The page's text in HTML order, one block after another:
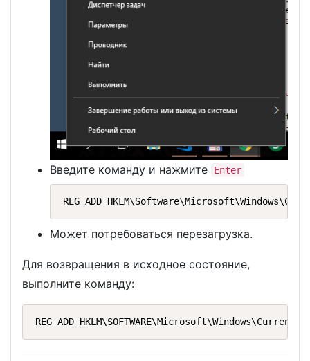
Введите команду и нажмите Enter
REG ADD
Может потребоваться перезагрузка.
Для возвращения в исходное состояние,
выполните команду:
REG ADD